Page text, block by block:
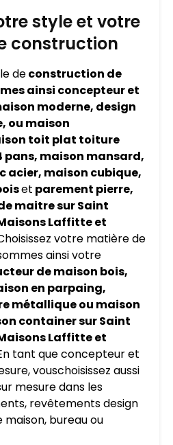
style et votre
construction
deconstruction de
ainsi concepteur et
moderne, design
ou maison
toit plat toiture
pans, maison mansard,
acier, maison cubique,
et parement pierre,
maitre sur Saint
Laffitte et
votre matière de
ainsi votre
de maison bois,
en parpaing,
métallique ou maison
container sur Saint
Laffitte et
tant que concepteur et
vouschoisissez aussi
mesure dans les
revêtements design
bureau ou